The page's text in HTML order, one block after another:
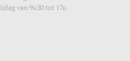
van 9u30 tot 17u